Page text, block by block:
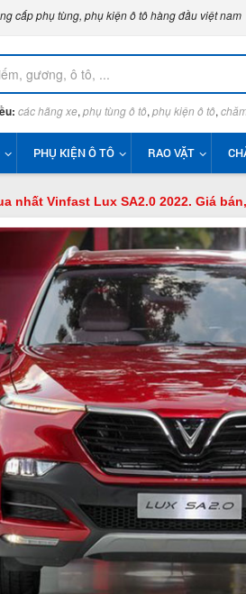
cấp phụ tùng, phụ kiện ô tô hàng đầu việt nam
các hãng xe, phụ tùng ô tô, phụ kiện ô tô,
PHỤ KIỆN Ô TÔ RAO VẶT
nhất Vinfast Lux SA2.0 2022. Giá